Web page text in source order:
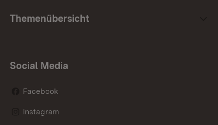
Themenübersicht
Social Media
Facebook
Instagram